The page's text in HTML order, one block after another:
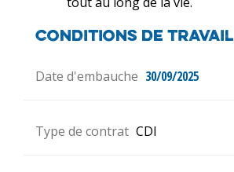
Conditions de travail
Date d'embauche 30/09/2025
Type de contrat CDI